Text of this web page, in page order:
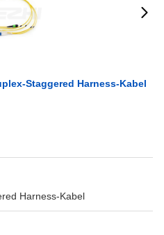
Staggered Harness-Kabel
Harness-Kabel